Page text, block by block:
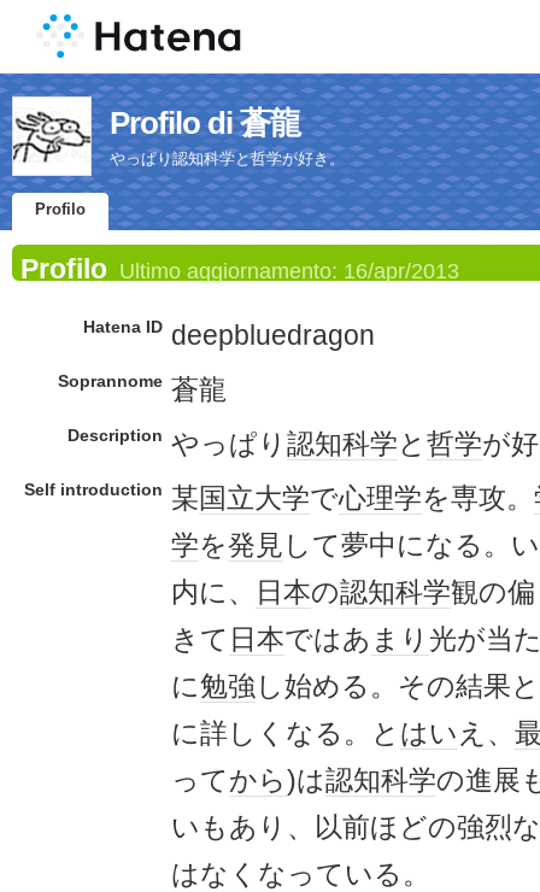
Profilo di 蒼龍
やっぱり認知科学と哲学が好き。
Profilo
Profilo Ultimo aggiornamento: 16/apr/2013
Hatena ID deepbluedragon
Soprannome 蒼龍
Description やっぱり 認知科学と 哲学が
Self introduction 某国立大学で心理学を専攻。
学を発見 して夢中になる。
内に、
日本の認知科学観の
きて 日本ではあ まり 光が当
に勉強 し始める。その結果
に詳しくなる。と はい え、
ってから)は認知科学の進展
いもあり、以前ほどの強烈な
はなくなっている。